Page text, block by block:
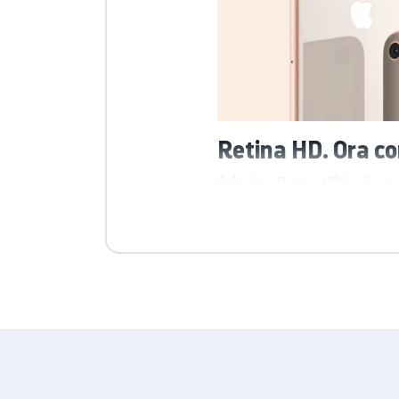
Retina HD. Ora
La tecnologia True Tone